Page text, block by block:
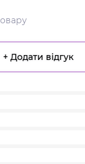
+ Додати відгук